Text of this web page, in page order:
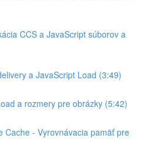
CCS a JavaScript súborov a
a JavaScript Load (3:49)
a rozmery pre obrázky (5:42)
Cache - Vyrovnávacia pamäť pre